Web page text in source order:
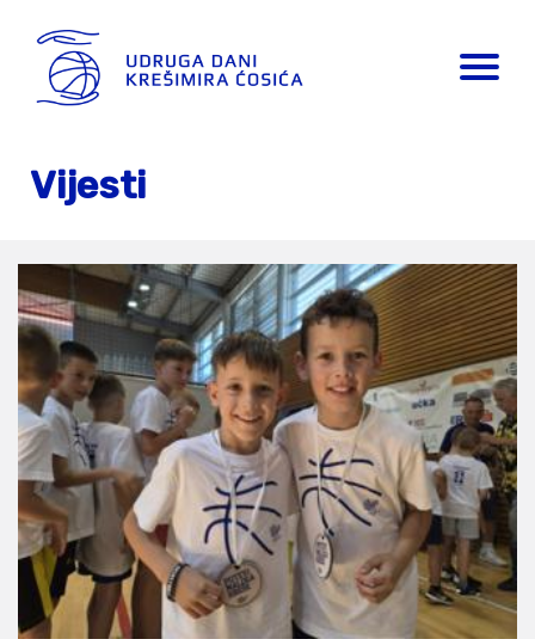
Vijesti